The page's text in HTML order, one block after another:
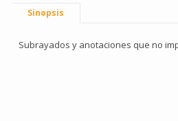
Sinopsis
Subrayados y anotaciones que no